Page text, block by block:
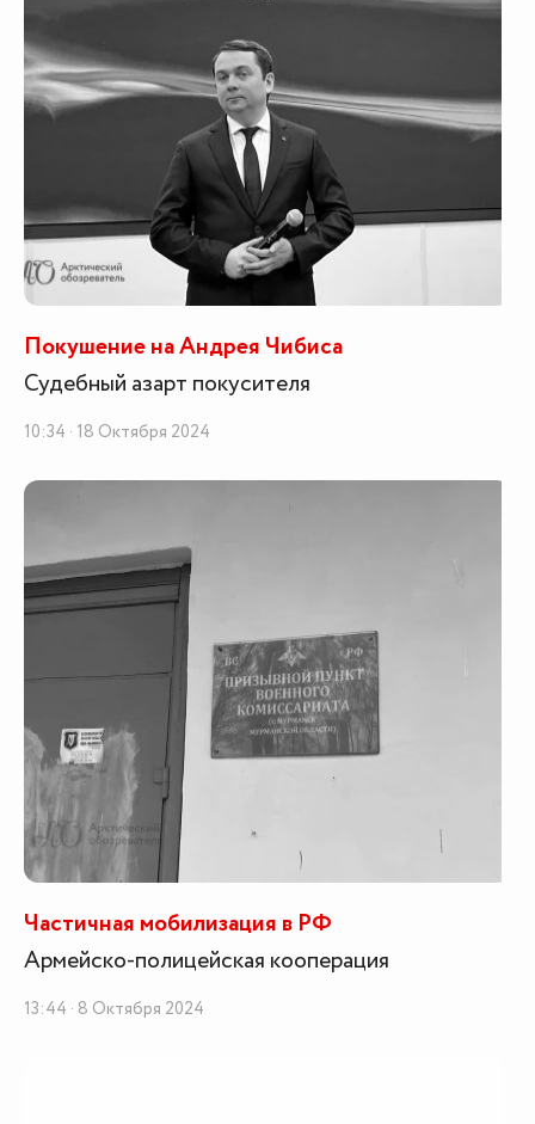
Покушение на Андрея Чибиса
Судебный азарт покусителя
10:34 · 18 Октября 2024
Частичная мобилизация в РФ
Армейско-полицейская кооперация
13:44 · 8 Октября 2024